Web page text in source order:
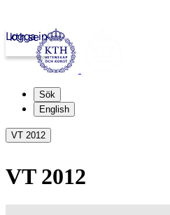
kth.se
Logga in
Sök
English
VT 2012
VT 2012